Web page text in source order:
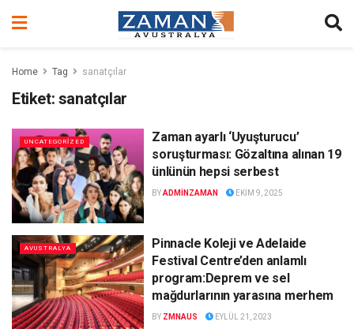
Home Tag sanatçılar
Etiket: sanatçılar
UNCATEGORIZED
Zaman ayarlı ‘Uyuşturucu’
soruşturması: Gözaltına alınan 19
ünlünün hepsi serbest
BYADMINZAMAN EKIM 9, 2025
AVUSTRALYA
Pinnacle Koleji ve Adelaide
Festival Centre’den anlamlı
program:Deprem ve sel
mağdurlarının yarasına merhem
BY ZMNAUS EYLÜL 21, 2023